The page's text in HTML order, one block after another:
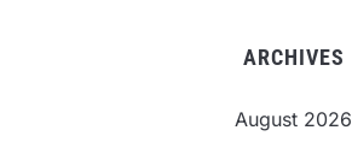
ARCHIVES
August 2026